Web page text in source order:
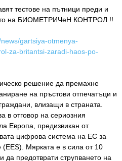
тестове на пътници преди и
на БИОМЕТРИЧеН КОНТРОЛ !!
gartsiya-otmenya-
za-britantsi-zaradi-haos-po-
решение да премахне
на пръстови отпечатъци и
влизащи в страната.
в отговор на сериозния
Европа, предизвикан от
цифрова система на ЕС за
(EES). Мярката е в сила от 10
да предотврати струпването на